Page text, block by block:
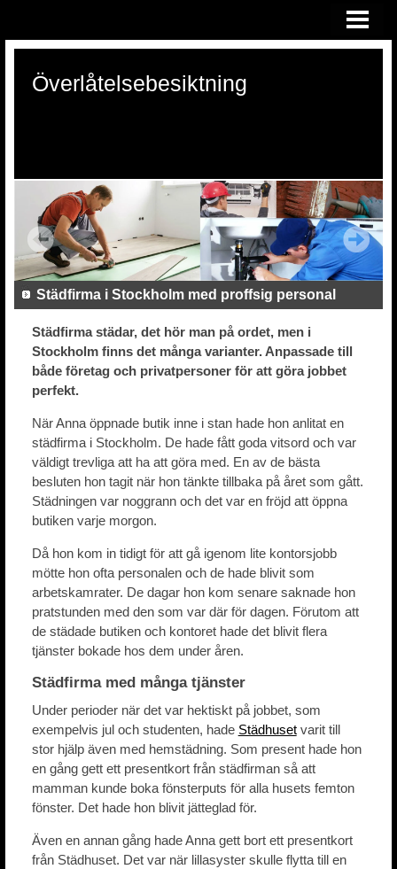
KONSULTATION VID RÄTTSTVIST
Överlåtelsebesiktning
Städfirma i Stockholm med proffsig personal
Städfirma städar, det hör man på ordet, men i
Stockholm finns det många varianter. Anpassade till
både företag och privatpersoner för att göra jobbet
perfekt.
När Anna öppnade butik inne i stan hade hon anlitat en
städfirma i Stockholm. De hade fått goda vitsord och var
väldigt trevliga att ha att göra med. En av de bästa
besluten hon tagit när hon tänkte tillbaka på året som gått.
Städningen var noggrann och det var en fröjd att öppna
butiken varje morgon.
Då hon kom in tidigt för att gå igenom lite kontorsjobb
mötte hon ofta personalen och de hade blivit som
arbetskamrater. De dagar hon kom senare saknade hon
pratstunden med den som var där för dagen. Förutom att
de städade butiken och kontoret hade det blivit flera
tjänster bokade hos dem under åren.
Städfirma med många tjänster
Under perioder när det var hektiskt på jobbet, som
exempelvis jul och studenten, hade Städhusetvarit till
stor hjälp även med hemstädning. Som present hade hon
en gång gett ett presentkort från städfirman så att
mamman kunde boka fönsterputs för alla husets femton
fönster. Det hade hon blivit jätteglad för.
Även en annan gång hade Anna gett bort ett presentkort
från Städhuset. Det var när lillasyster skulle flytta till en